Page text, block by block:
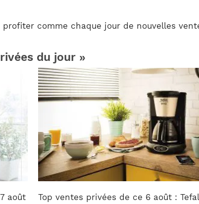
comme chaque jour de nouvelles
du jour »
août
Top ventes privées de ce 6 août :